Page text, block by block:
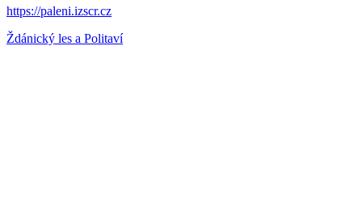
https://paleni.izscr.cz
Ždánický les a Politaví